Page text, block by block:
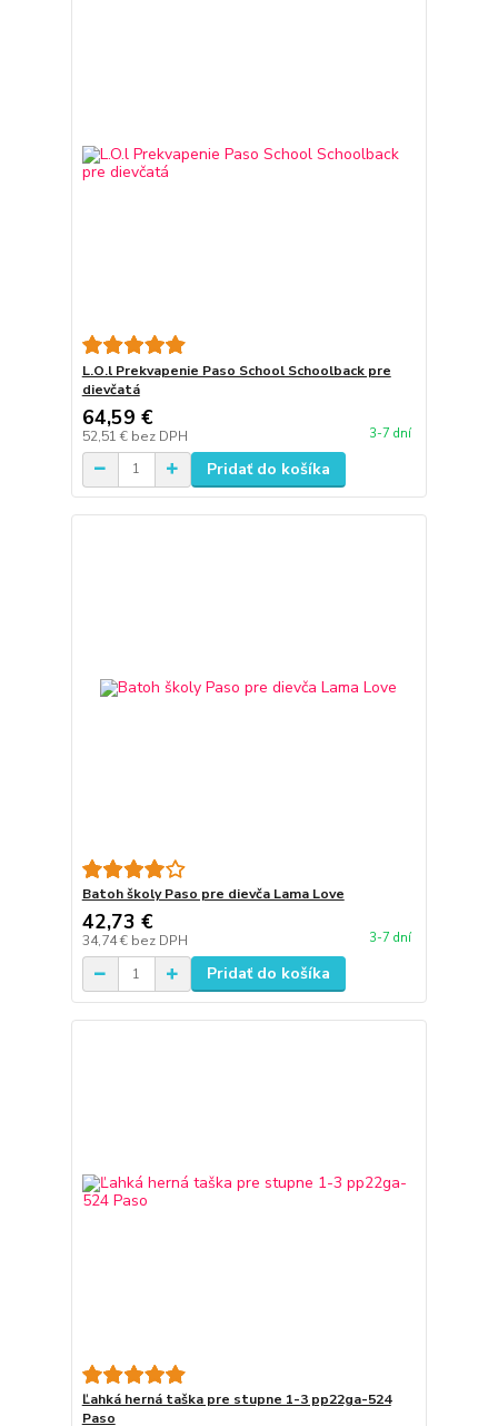
L.O.l Prekvapenie Paso School Schoolback pre
dievčatá
64,59 €
52,51 € bez DPH 3-7 dní
Pridať do košíka
Batoh školy Paso pre dievča Lama Love
42,73 €
34,74 € bez DPH 3-7 dní
Pridať do košíka
Ľahká herná taška pre stupne 1-3 pp22ga-524
Paso